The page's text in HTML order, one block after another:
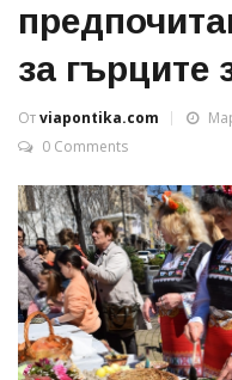
за гърците
Отviapontika.com
0 Comments